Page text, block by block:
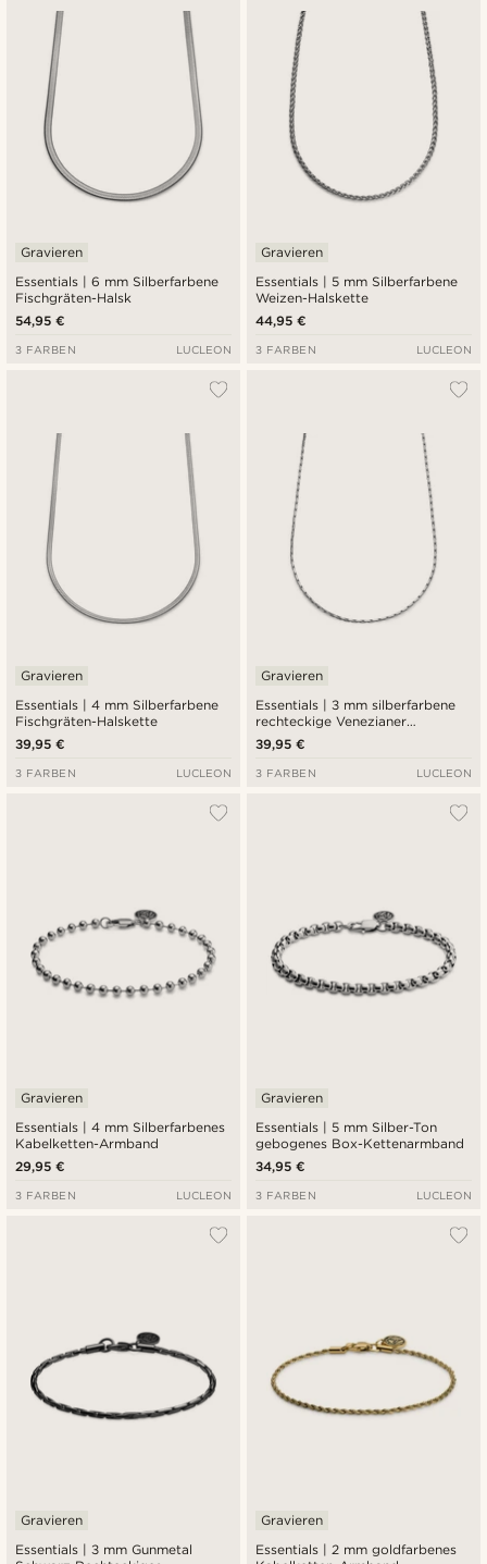
Essentials | 6 mm Silberfarbene
Fischgräten-Halsk
Gravieren
54,95 €
3 FARBEN LUCLEON
Essentials | 5 mm Silberfarbene
Weizen-Halskette
Gravieren
44,95 €
3 FARBEN LUCLEON
Essentials | 4 mm Silberfarbene
Fischgräten-Halskette
Gravieren
39,95 €
3 FARBEN LUCLEON
Essentials | 3 mm silberfarbene
rechteckige Venezianer
Halskette
Gravieren
39,95 €
3 FARBEN LUCLEON
Essentials | 4 mm Silberfarbenes
Kabelketten-Armband
Gravieren
29,95 €
3 FARBEN LUCLEON
Essentials | 5 mm Silber-Ton
gebogenes Box-Kettenarmband
Gravieren
34,95 €
3 FARBEN LUCLEON
Essentials | 3 mm Gunmetal
Gravieren
Essentials | 2 mm goldfarbenes
Gravieren